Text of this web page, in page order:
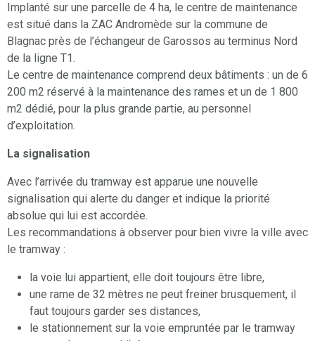
Implanté sur une parcelle de 4 ha, le centre de maintenance
est situé dans la ZAC Andromède sur la commune de
Blagnac près de l’échangeur de Garossos au terminus Nord
de la ligne T1.
Le centre de maintenance comprend deux bâtiments : un de 6
200 m2 réservé à la maintenance des rames et un de 1 800
m2 dédié, pour la plus grande partie, au personnel
d’exploitation.
La signalisation
Avec l’arrivée du tramway est apparue une nouvelle
signalisation qui alerte du danger et indique la priorité
absolue qui lui est accordée.
Les recommandations à observer pour bien vivre la ville avec
le tramway :
la voie lui appartient, elle doit toujours être libre,
une rame de 32 mètres ne peut freiner brusquement, il
faut toujours garder ses distances,
le stationnement sur la voie empruntée par le tramway